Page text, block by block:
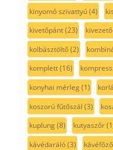
kinyomó szivattyú(4)
kivetőpánt(23)
kolbásztöltő(2)
komplett(16)
konyhai mérleg(1)
koszorú fűtőszál (3)
kuplung(8) kutyaszőr
kávédaráló(3) kávéfőző